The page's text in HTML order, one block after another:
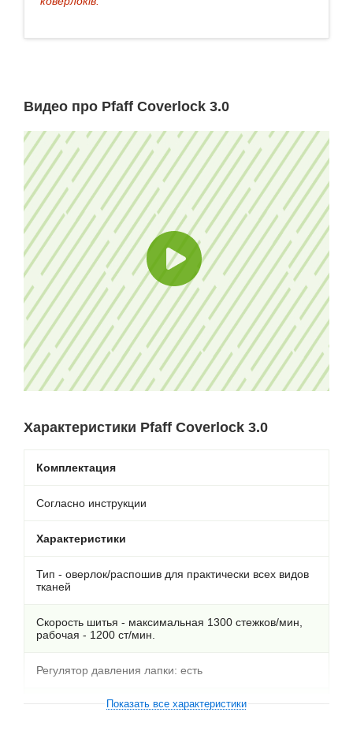
Видео про Pfaff Coverlock 3.0
Характеристики Pfaff Coverlock 3.0
Комплектация
Согласно инструкции
Характеристики
Тип - оверлок/распошив для практически всех видов
тканей
Скорость шитья - максимальная 1300 стежков/мин,
рабочая - 1200 ст/мин.
Регулятор давления лапки: есть
Дифференциальный транспортер ткани: есть
Показать все характеристики